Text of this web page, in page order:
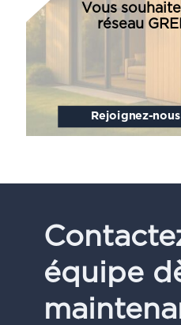
Rejoignez-
Vous
réseau
équipe